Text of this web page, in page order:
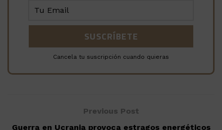
Cancela tu suscripción cuando quieras
Previous Post
Guerra en Ucrania provoca estragos energéticos